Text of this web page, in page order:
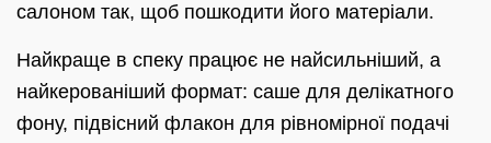
салоном так, щоб пошкодити його матеріали.
Найкраще в спеку працює не найсильніший, а
найкерованіший формат: саше для делікатного
фону, підвісний флакон для рівномірної подачі